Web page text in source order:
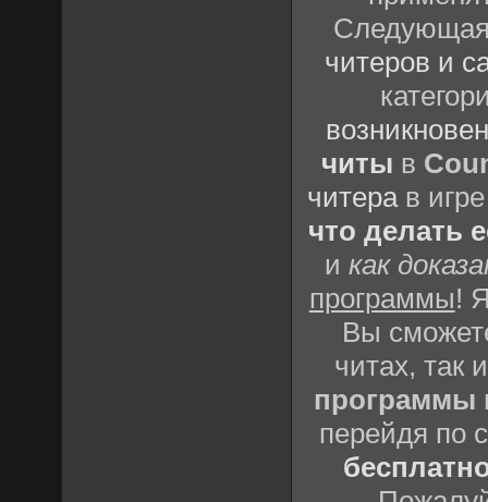
Следующая
читеров и
читы в
читерав
что делать
икак
программы!
Вы
читах, так
программы
перейдя по